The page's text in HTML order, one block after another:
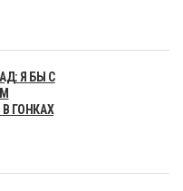
Я БЫ С
ГОНКАХ